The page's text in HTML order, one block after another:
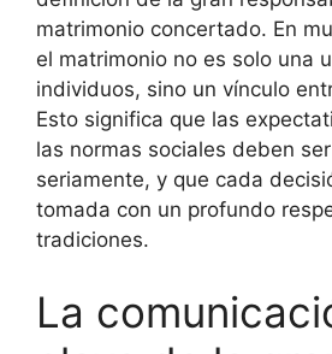
matrimonio concertado. En
el matrimonio no es solo una
individuos, sino un vínculo
Esto significa que las
las normas sociales deben
seriamente, y que cada
tomada con un profundo
tradiciones.
La